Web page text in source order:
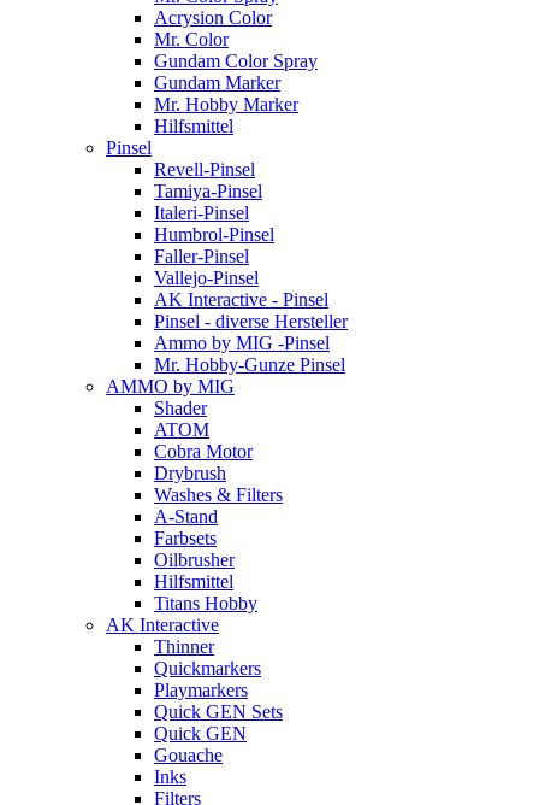
Acrysion Color
Mr. Color
Gundam Color Spray
Gundam Marker
Mr. Hobby Marker
Hilfsmittel
Pinsel
Revell-Pinsel
Tamiya-Pinsel
Italeri-Pinsel
Humbrol-Pinsel
Faller-Pinsel
Vallejo-Pinsel
AK Interactive - Pinsel
Pinsel - diverse Hersteller
Ammo by MIG -Pinsel
Mr. Hobby-Gunze Pinsel
AMMO by MIG
Shader
ATOM
Cobra Motor
Drybrush
Washes & Filters
A-Stand
Farbsets
Oilbrusher
Hilfsmittel
Titans Hobby
AK Interactive
Thinner
Quickmarkers
Playmarkers
Quick GEN Sets
Quick GEN
Gouache
Inks
Filters